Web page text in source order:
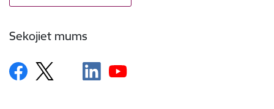
Sekojiet mums